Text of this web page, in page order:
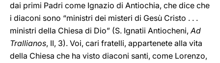
dai primi Padri come Ignazio di Antiochia, che dice che
i diaconi sono “ministri dei misteri di Gesù Cristo . . .
ministri della Chiesa di Dio” (S. Ignatii Antiocheni,Ad
Trallianos, II, 3). Voi, cari fratelli, appartenete alla vita
della Chiesa che ha visto diaconi santi, come Lorenzo,